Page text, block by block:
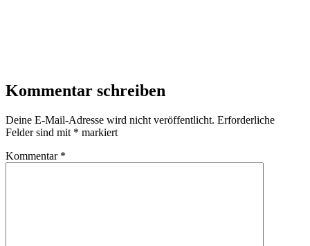
Kommentar schreiben
Deine E-Mail-Adresse wird nicht veröffentlicht. Erforderliche
Felder sind mit * markiert
Kommentar *